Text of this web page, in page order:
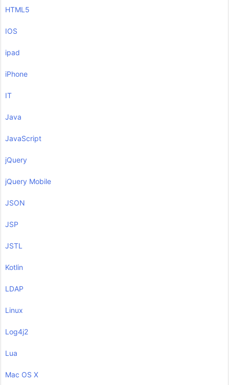
HTML5
IOS
ipad
iPhone
IT
Java
JavaScript
jQuery
jQuery Mobile
JSON
JSP
JSTL
Kotlin
LDAP
Linux
Log4j2
Lua
Mac OS X